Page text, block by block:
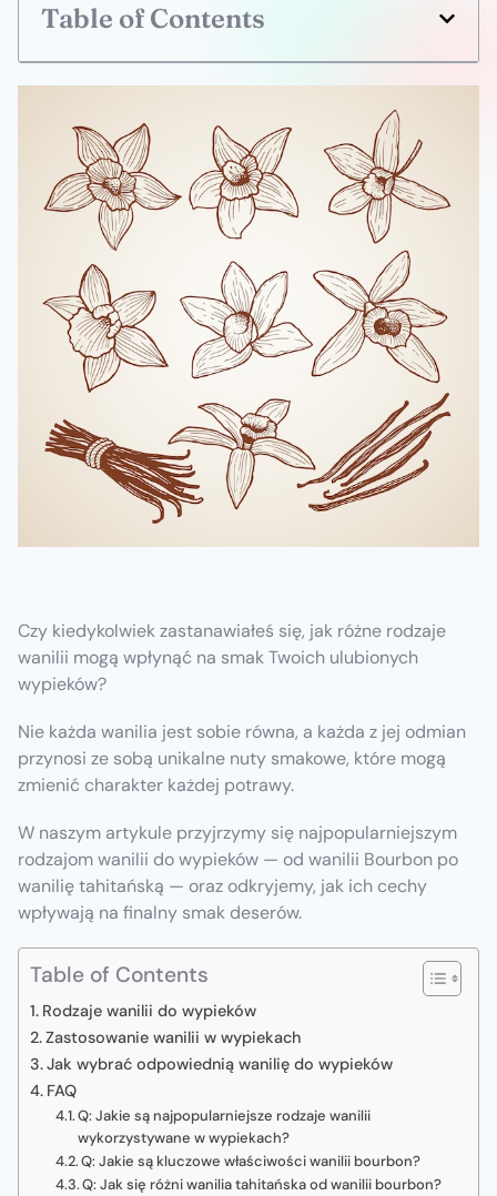
Table of Contents
Czy kiedykolwiek zastanawiałeś się, jak różne rodzaje
wanilii mogą wpłynąć na smak Twoich ulubionych
wypieków?
Nie każda wanilia jest sobie równa, a każda z jej odmian
przynosi ze sobą unikalne nuty smakowe, które mogą
zmienić charakter każdej potrawy.
W naszym artykule przyjrzymy się najpopularniejszym
rodzajom wanilii do wypieków — od wanilii Bourbon po
wanilię tahitańską — oraz odkryjemy, jak ich cechy
wpływają na finalny smak deserów.
Table of Contents
Rodzaje wanilii do wypieków
Zastosowanie wanilii w wypiekach
Jak wybrać odpowiednią wanilię do wypieków
FAQ
Q: Jakie są najpopularniejsze rodzaje wanilii
wykorzystywane w wypiekach?
Q: Jakie są kluczowe właściwości wanilii bourbon?
Q: Jak się różni wanilia tahitańska od wanilii bourbon?